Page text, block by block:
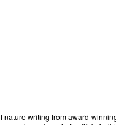
nature writing from award-